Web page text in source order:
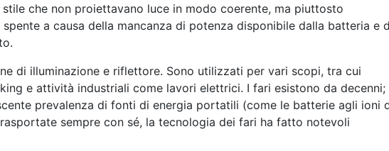
che non proiettavano luce in modo coerente, ma piuttosto
a causa della mancanza di potenza disponibile dalla batteria e
di illuminazione e riflettore. Sono utilizzati per vari scopi, tra cui
e attività industriali come lavori elettrici. I fari esistono da decenni;
prevalenza di fonti di energia portatili (come le batterie agli ioni
sempre con sé, la tecnologia dei fari ha fatto notevoli